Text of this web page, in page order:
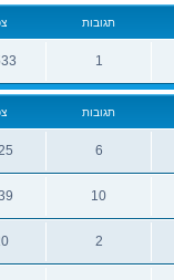
תגובות
1
תגובות
6
10
2